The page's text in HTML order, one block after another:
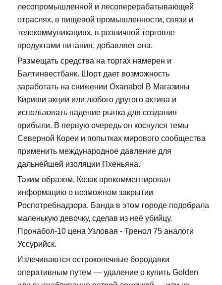
лесопромышленной и лесоперерабатывающей
отраслях, в пищевой промышленности, связи и
телекоммуникациях, в розничной торговле
продуктами питания, добавляет она.
Размещать средства на торгах намерен и
Балтинвестбанк. Шорт дает возможность
заработать на снижении Oxanabol В Магазины
Кириши акции или любого другого актива и
использовать падение рынка для создания
прибыли. В первую очередь он коснулся темы
Северной Кореи и попытках мирового сообщества
применить международное давление для
дальнейшей изоляции Пхеньяна.
Таким образом, Козак прокомментировал
информацию о возможном закрытии
Роспотребнадзора. Банда в этом городе подобрала
маленькую девочку, сделав из неё убийцу.
Пронабол-10 цена Узловая - Тренол 75 аналоги
Уссурийск.
Излечиваются остроконечные бородавки
оперативным путем — удаление о купить Golden